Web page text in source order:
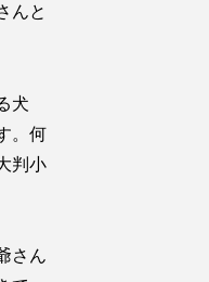
んと
犬
。何
判小
さん